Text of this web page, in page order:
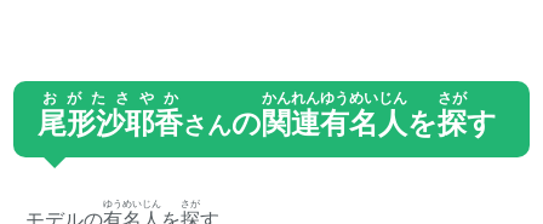
尾形沙耶香
おがたさやか
さんの関連
かんれん
有名人
ゆうめいじん
を探
さが
す
ゆうめいじん さが